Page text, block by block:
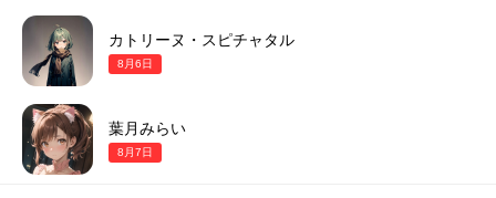
カトリーヌ・スピチャタル
8月6日
葉月みらい
8月7日